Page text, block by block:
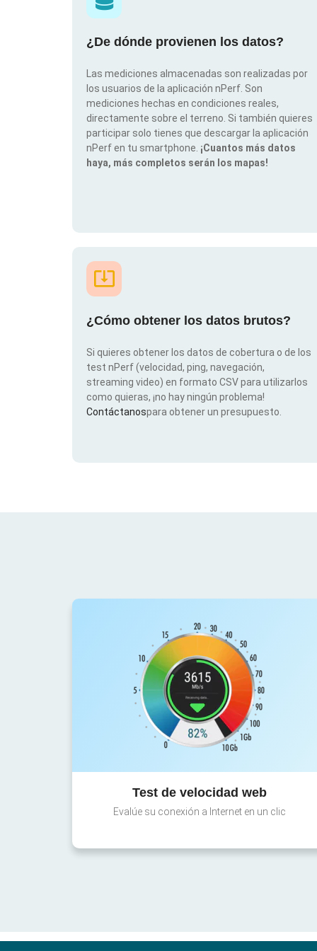
¿De dónde provienen los datos?
Las mediciones almacenadas son realizadas por
los usuarios de la aplicación nPerf. Son
mediciones hechas en condiciones reales,
directamente sobre el terreno. Si también quieres
participar solo tienes que descargar la aplicación
nPerf en tu smartphone. ¡Cuantos más datos
haya, más completos serán los mapas!
¿Cómo obtener los datos brutos?
Si quieres obtener los datos de cobertura o de los
test nPerf (velocidad, ping, navegación,
streaming video) en formato CSV para utilizarlos
como quieras, ¡no hay ningún problema!
Contáctanospara obtener un presupuesto.
Test de velocidad web
Evalúe su conexión a Internet en un clic